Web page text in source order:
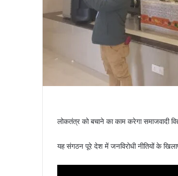
लोकतंत्र को बचाने का काम करेगा समाजवादी
यह संगठन पूरे देश में जनविरोधी नीतियों के